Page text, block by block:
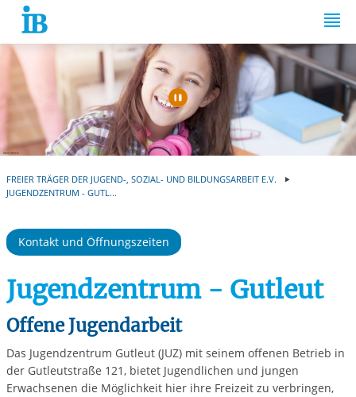
Springe zum Inhalt
Automatische
FREIER TRÄGER DER JUGEND-, SOZIAL- UND BILDUNGSARBEIT E.V.
JUGENDZENTRUM - GUTL...
Kontakt und Öffnungszeiten
Jugendzentrum - Gutleut
Offene Jugendarbeit
Das Jugendzentrum Gutleut (JUZ) mit seinem offenen Betrieb in
der Gutleutstraße 121, bietet Jugendlichen und jungen
Erwachsenen die Möglichkeit hier ihre Freizeit zu verbringen,